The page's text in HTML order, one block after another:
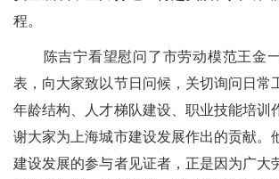
程。
陈吉宁看望慰问了市劳动模范王金
表，向大家致以节日问候，关切询问日常
年龄结构、人才梯队建设、职业技能培训
谢大家为上海城市建设发展作出的贡献。
建设发展的参与者见证者，正是因为广大